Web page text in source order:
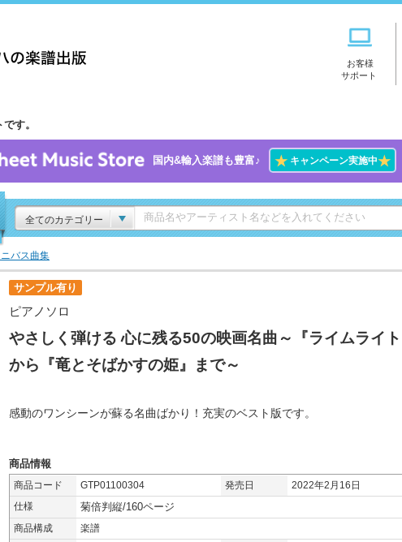
お客様
サポート
す。
国内&輸入楽譜も豊富♪ ★キャンペーン実施中★
全てのカテゴリー
バス曲集
サンプル有り
ピアノソロ
やさしく弾ける 心に残る50の映画名曲～『ライムライト
から『竜とそばかすの姫』まで～
感動のワンシーンが蘇る名曲ばかり！充実のベスト版です。
商品情報
商品コード GTP01100304 発売日
2022年2月16日
仕様
菊倍判縦/160ページ
商品構成
楽譜